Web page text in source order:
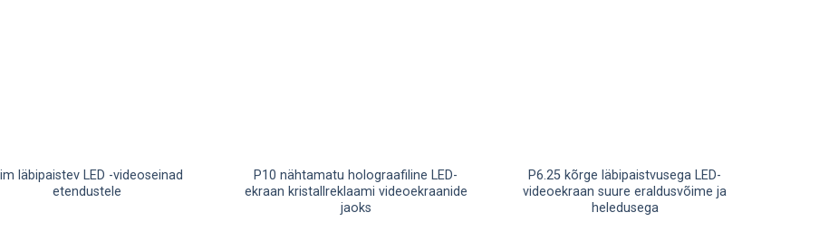
läbipaistev LED -videoseinad
etendustele
P10 nähtamatu holograafiline LED-
ekraan kristallreklaami videoekraanide
jaoks
P6.25 kõrge läbipaistvusega LED-
videoekraan suure eraldusvõime ja
heledusega